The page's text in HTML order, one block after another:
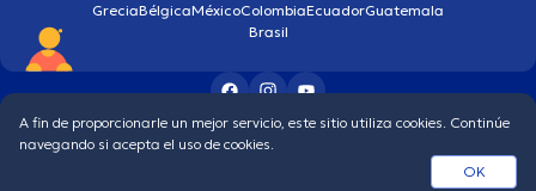
GreciaBélgicaMéxicoColombiaEcuadorGuatemala
Brasil
Condiciones generales
Política de protección de los datos personales
A fin de proporcionarle un mejor servicio, este sitio utiliza cookies. Continúe
navegando si acepta el uso de cookies.
OK